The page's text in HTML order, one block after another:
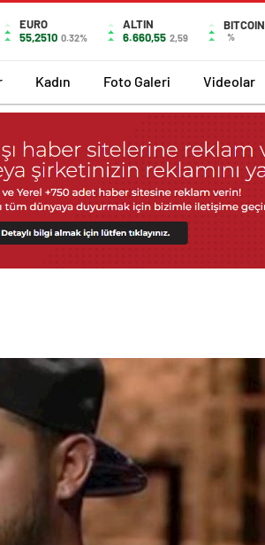
EURO
55,2510 0.32%
ALTIN
6.660,55 2,59
BITCOIN
%
Kadın Foto Galeri Videolar